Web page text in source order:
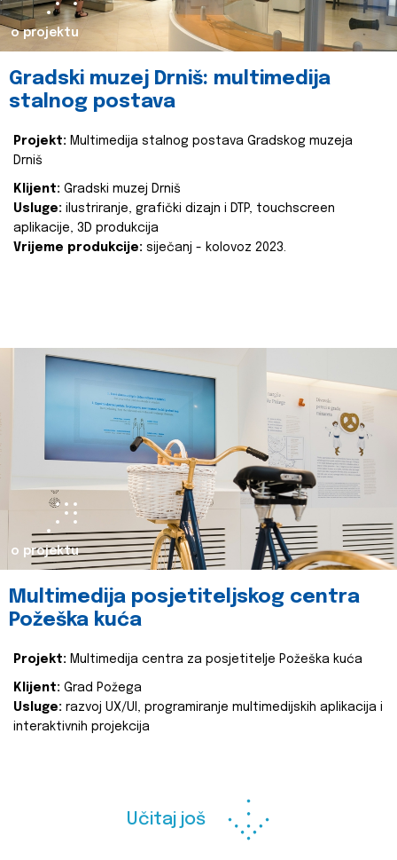
o projektu
Gradski muzej Drniš: multimedija
stalnog postava
Projekt: Multimedija stalnog postava Gradskog muzeja
Drniš
Klijent: Gradski muzej Drniš
Usluge: ilustriranje, grafički dizajn i DTP, touchscreen
aplikacije, 3D produkcija
Vrijeme produkcije: siječanj - kolovoz 2023.
o projektu
Multimedija posjetiteljskog centra
Požeška kuća
Projekt: Multimedija centra za posjetitelje Požeška kuća
Klijent: Grad Požega
Usluge: razvoj UX/UI, programiranje multimedijskih aplikacija i
interaktivnih projekcija
Učitaj još